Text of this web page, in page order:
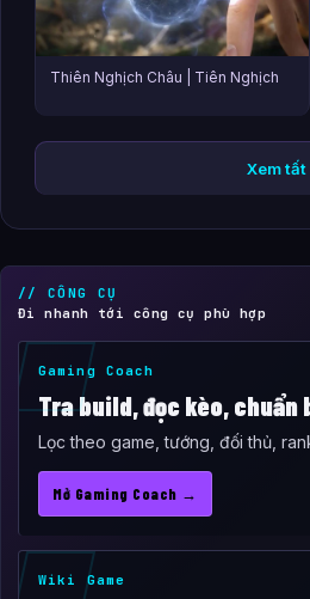
Thiên Nghịch Châu | Tiên Nghịch
Xem
// CÔNG CỤ
Đi nhanh tới công cụ phù hợp
Gaming Coach
Tra build, đọc kèo, chuẩn
Lọc theo game, tướng, đối thủ,
Mở Gaming Coach →
Wiki Game